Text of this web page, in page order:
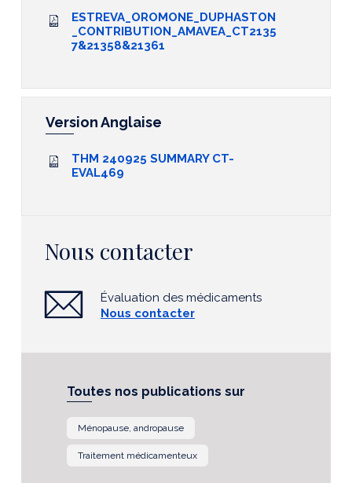
ESTREVA_OROMONE_DUPHASTON
_CONTRIBUTION_AMAVEA_CT2135
7&21358&21361
Version Anglaise
THM 240925 SUMMARY CT-
EVAL469
Nous contacter
Évaluation des médicaments
Nous contacter
Toutes nos publications sur
Ménopause, andropause
Traitement médicamenteux